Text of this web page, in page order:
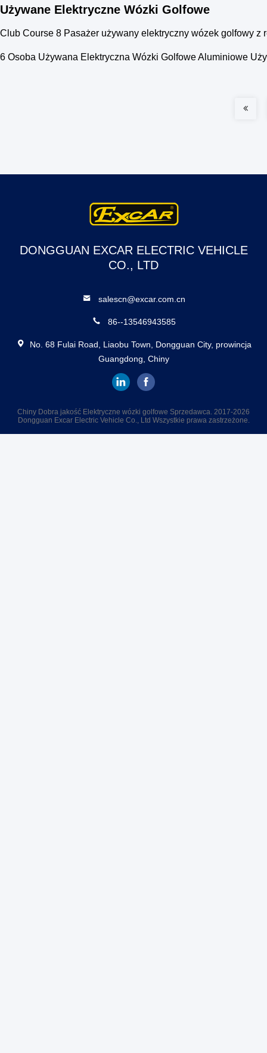
Używane Elektryczne Wózki Golfowe
Club Course 8 Pasażer używany elektryczny wózek golfowy z
6 Osoba Używana Elektryczna Wózki Golfowe Aluminiowe
DONGGUAN EXCAR ELECTRIC VEHICLE
CO., LTD
salescn@excar.com.cn
86--13546943585
No. 68 Fulai Road, Liaobu Town, Dongguan City, prowincja
Guangdong, Chiny
Chiny Dobra jakość Elektryczne wózki golfowe Sprzedawca. 2017-2026
Dongguan Excar Electric Vehicle Co., Ltd Wszystkie prawa zastrzeżone.